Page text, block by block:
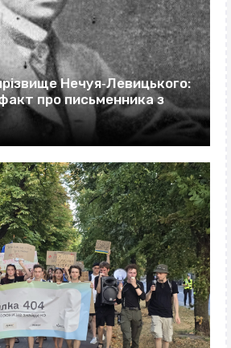
Нечуя‐Левицького:
про письменника з